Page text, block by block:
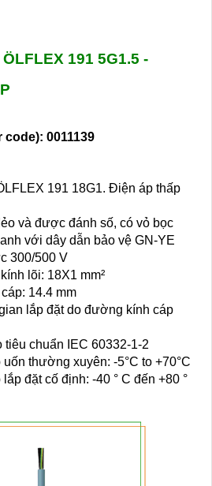
191 5G1.5 -
code): 0011139
191 18G1. Điện áp thấp
và được đánh số, có vỏ bọc
với dây dẫn bảo vệ GN-YE
300/500 V
lõi: 18X1 mm²
14.4 mm
lắp đặt do đường kính cáp
tiêu chuẩn IEC 60332-1-2
thường xuyên: -5°C to +70°C
đặt cố định: -40 ° C đến +80 °